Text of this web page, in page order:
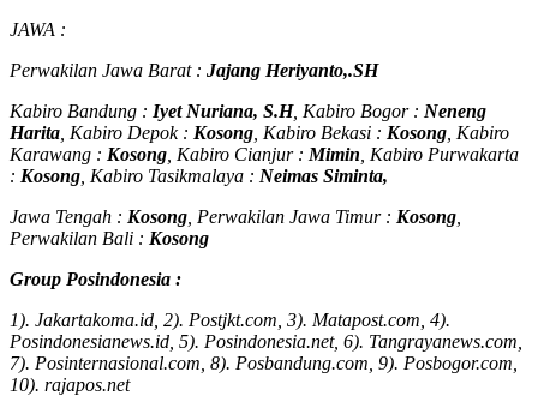
JAWA :
Perwakilan Jawa Barat : Jajang Heriyanto,.SH
Kabiro Bandung : Iyet Nuriana, S.H, Kabiro Bogor : Neneng
Harita , Kabiro Depok : Kosong , Kabiro Bekasi : Kosong , Kabiro
Karawang : Kosong , Kabiro Cianjur : Mimin , Kabiro Purwakarta
: Kosong , Kabiro Tasikmalaya : Neimas Siminta,
Jawa Tengah : Kosong , Perwakilan Jawa Timur : Kosong
Perwakilan Bali : Kosong
Group Posindonesia :
1). Jakartakoma.id, 2). Postjkt.com, 3). Matapost.com, 4).
Posindonesianews.id, 5). Posindonesia.net, 6). Tangrayanews.com,
7). Posinternasional.com, 8). Posbandung.com, 9). Posbogor.com,
10). rajapos.net